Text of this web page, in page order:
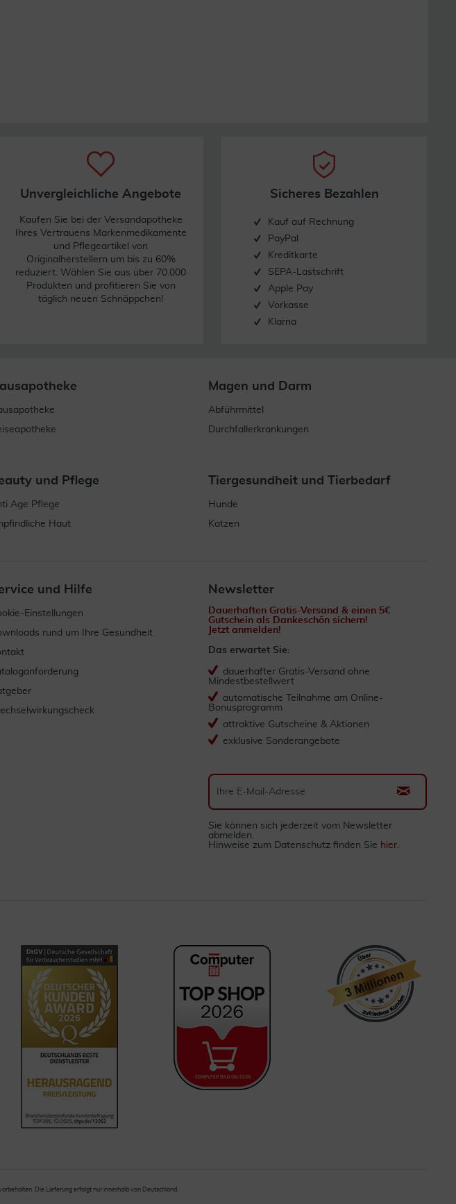
Unvergleichliche Angebote
Kaufen Sie bei der Versandapotheke
Ihres Vertrauens Markenmedikamente
und Pflegeartikel von
Originalherstellern um bis zu 60%
reduziert. Wählen Sie aus über 70.000
Produkten und profitieren Sie von
täglich neuen Schnäppchen!
Sicheres Bezahlen
Kauf auf Rechnung
PayPal
Kreditkarte
SEPA-Lastschrift
Apple Pay
Vorkasse
Klarna
Magen und Darm
Abführmittel
Durchfallerkrankungen
und Pflege
Age Pflege
Haut
Tiergesundheit und Tierbedarf
Hunde
Katzen
und Hilfe
Einstellungen
rund um Ihre Gesundheit
Newsletter
Dauerhaften Gratis-Versand & einen 5€
Gutschein als Dankeschön sichern!
Jetzt anmelden!
Das erwartet Sie:
dauerhafter Gratis-Versand ohne
Mindestbestellwert
automatische Teilnahme am Online-
Bonusprogramm
attraktive Gutscheine & Aktionen
exklusive Sonderangebote
Sie können sich jederzeit vom Newsletter
abmelden.
Hinweise zum Datenschutz finden Sie hier.
Die Lieferung erfolgt nur innerhalb von Deutschland.